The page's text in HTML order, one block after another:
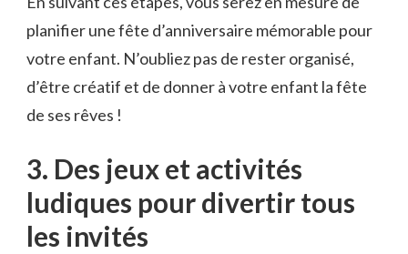
planifier une fête d’anniversaire mémorable pour⁢
votre enfant. N’oubliez⁤ pas⁤ de rester organisé,
d’être créatif et de donner⁤ à⁤ votre enfant la fête
de ses ⁣rêves‍ !
3. Des jeux et⁣ activités
ludiques pour ‍divertir tous
⁢les invités